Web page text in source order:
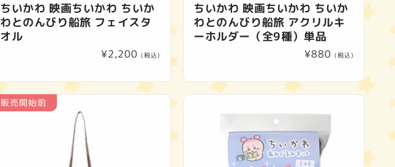
ちいかわ 映画ちいかわ ちいか
わとのんびり船旅 フェイスタ
オル
通
¥2,200 (税込)
ちいかわ 映画ちいかわ ちいか
わとのんびり船旅 アクリルキ
ーホルダー（全9種）単品
通
価
格
¥880 (税込)
販売開始前